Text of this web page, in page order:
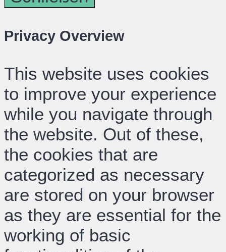
Privacy Overview
This website uses cookies
to improve your experience
while you navigate through
the website. Out of these,
the cookies that are
categorized as necessary
are stored on your browser
as they are essential for the
working of basic